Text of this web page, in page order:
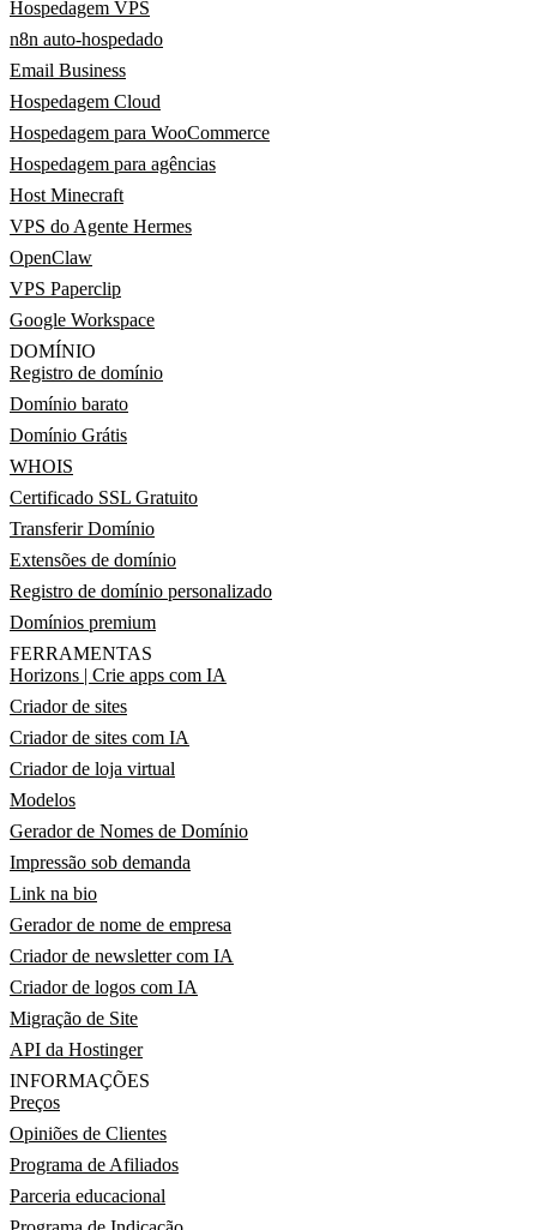
Hospedagem VPS
n8n auto-hospedado
Email Business
Hospedagem Cloud
Hospedagem para WooCommerce
Hospedagem para agências
Host Minecraft
VPS do Agente Hermes
OpenClaw
VPS Paperclip
Google Workspace
DOMÍNIO
Registro de domínio
Domínio barato
Domínio Grátis
WHOIS
Certificado SSL Gratuito
Transferir Domínio
Extensões de domínio
Registro de domínio personalizado
Domínios premium
FERRAMENTAS
Horizons | Crie apps com IA
Criador de sites
Criador de sites com IA
Criador de loja virtual
Modelos
Gerador de Nomes de Domínio
Impressão sob demanda
Link na bio
Gerador de nome de empresa
Criador de newsletter com IA
Criador de logos com IA
Migração de Site
API da Hostinger
INFORMAÇÕES
Preços
Opiniões de Clientes
Programa de Afiliados
Parceria educacional